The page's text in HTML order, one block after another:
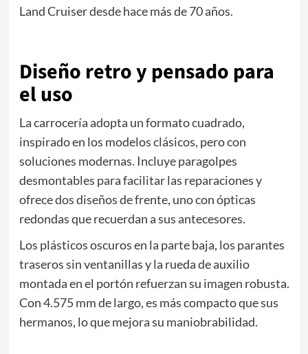
Land Cruiser desde hace más de 70 años.
Diseño retro y pensado para
el uso
La carrocería adopta un formato cuadrado,
inspirado en los modelos clásicos, pero con
soluciones modernas. Incluye paragolpes
desmontables para facilitar las reparaciones y
ofrece dos diseños de frente, uno con ópticas
redondas que recuerdan a sus antecesores.
Los plásticos oscuros en la parte baja, los parantes
traseros sin ventanillas y la rueda de auxilio
montada en el portón refuerzan su imagen robusta.
Con 4.575 mm de largo, es más compacto que sus
hermanos, lo que mejora su maniobrabilidad.